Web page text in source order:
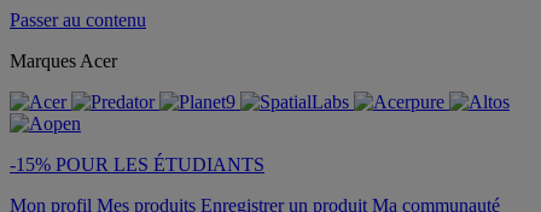
Passer au contenu
Marques Acer
-15% POUR LES ÉTUDIANTS
Mon profil Mes produits Enregistrer un produit Ma communauté